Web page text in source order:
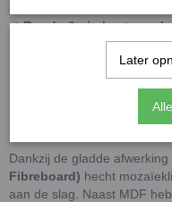
en meer. Kies uit
✔Ronde & vierkante
Letters & cijfers
Dieren & feestelijke
Spiegelondergronden
Dankzij de gladde afwerking
Fibreboard) hecht
aan de slag. Naast MDF
Later